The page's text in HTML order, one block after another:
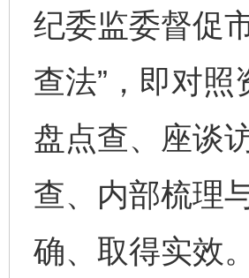
纪委监委督促
查法”，即对
盘点查、座谈
查、内部梳理
确、取得实效。